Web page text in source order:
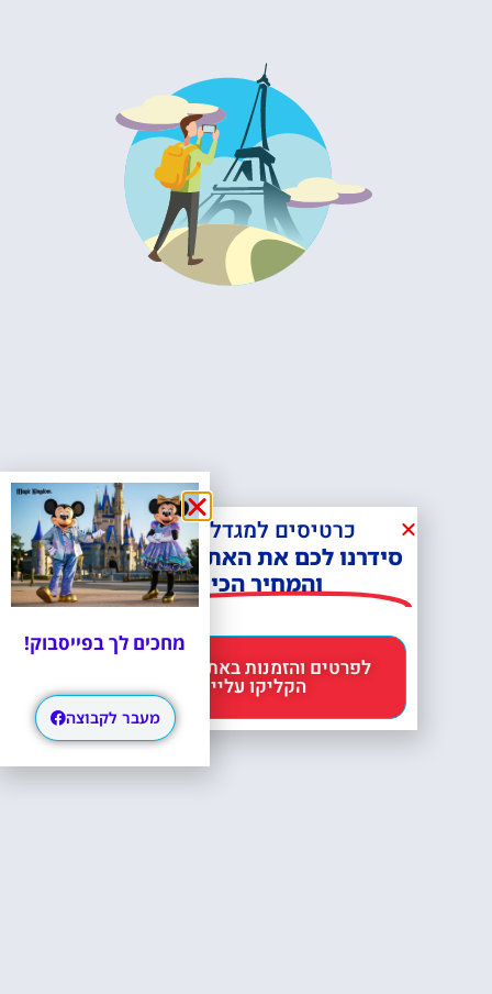
כרטיסים למגדל אייפל?
סידרנו לכם את האתר הכי אמין -
והמחיר הכי זול!
הקליקו עליי 😊
מחכים לך בפייסבוק!
מעבר לקבוצה